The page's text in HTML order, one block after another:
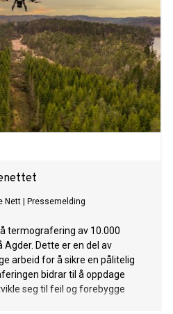
Nett Pressemelding
termografering av 10.000
Dette er en del av
arbeid for å sikre en pålitelig
bidrar til å oppdage
seg til feil og forebygge